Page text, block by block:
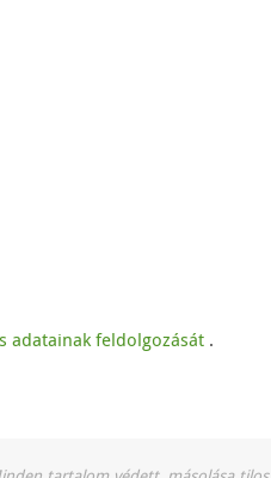
adatainak feldolgozását .